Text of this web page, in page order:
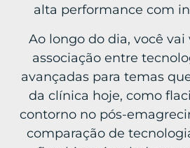
alta performance com
Ao longo do dia, você vai
associação entre
avançadas para temas
da clínica hoje, como
contorno no pós-
comparação de